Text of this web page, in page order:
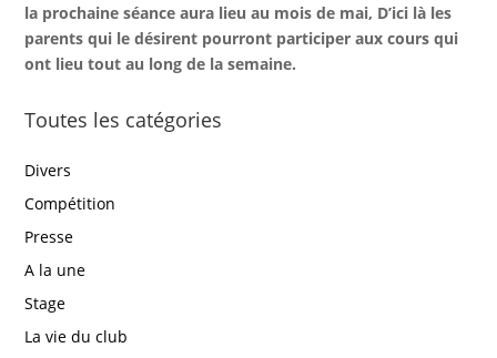
la prochaine séance aura lieu au mois de mai, D’ici là les
parents qui le désirent pourront participer aux cours qui
ont lieu tout au long de la semaine.
Toutes les catégories
Divers
Compétition
Presse
A la une
Stage
La vie du club